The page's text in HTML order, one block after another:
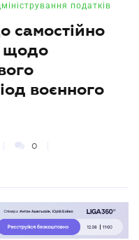
податків
самостійно
щодо
воєнного
0